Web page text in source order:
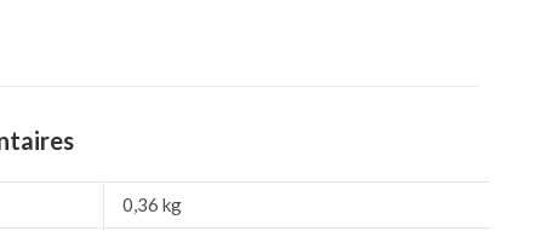
0,36 kg